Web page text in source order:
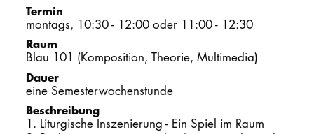
Termin
montags, 10:30 - 12:00 oder 11:00 - 12:30
Raum
Blau 101 (Komposition, Theorie, Multimedia)
Dauer
eine Semesterwochenstunde
Beschreibung
1. Liturgische Inszenierung - Ein Spiel im Raum